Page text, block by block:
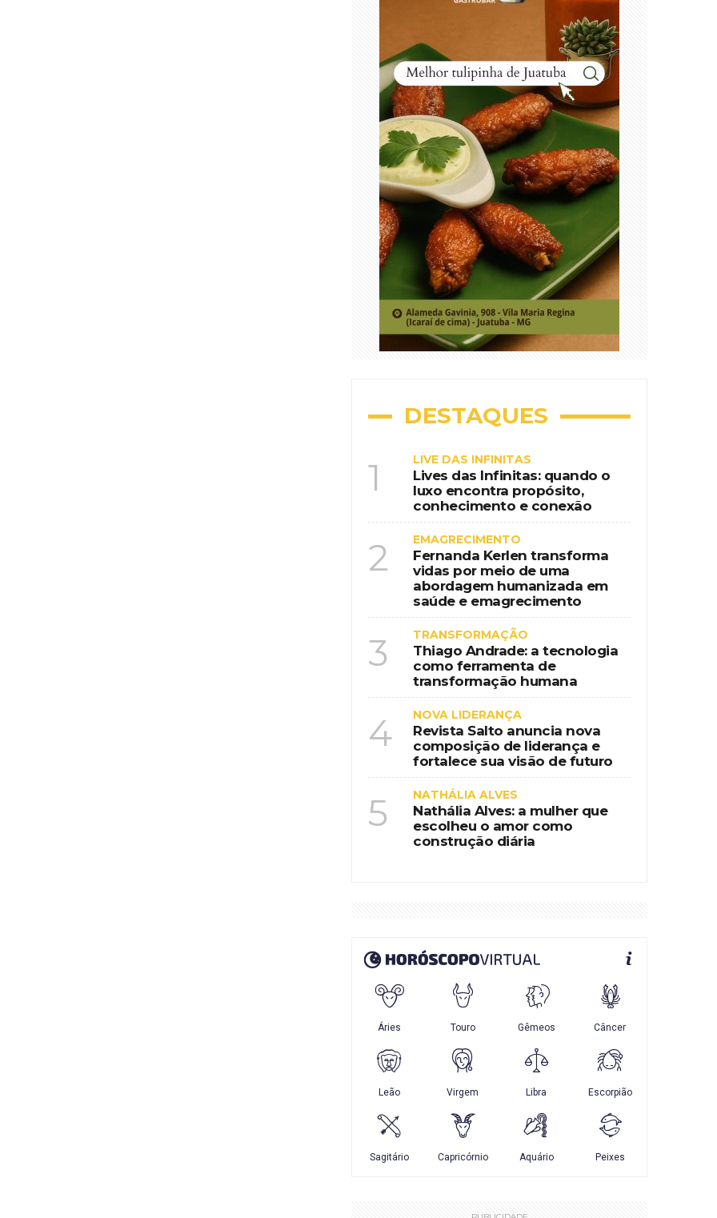
DESTAQUES
1 LIVE DAS INFINITAS
Lives das Infinitas: quando o
luxo encontra propósito,
conhecimento e conexão
2 EMAGRECIMENTO
Fernanda Kerlen transforma
vidas por meio de uma
abordagem humanizada em
saúde e emagrecimento
3 TRANSFORMAÇÃO
Thiago Andrade: a tecnologia
como ferramenta de
transformação humana
4 NOVA LIDERANÇA
Revista Salto anuncia nova
composição de liderança e
fortalece sua visão de futuro
5 NATHÁLIA ALVES
Nathália Alves: a mulher que
escolheu o amor como
construção diária